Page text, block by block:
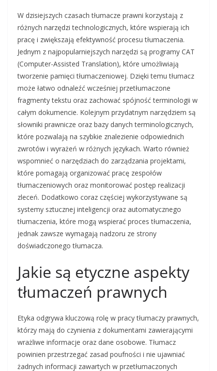
W dzisiejszych czasach tłumacze prawni korzystają z
różnych narzędzi technologicznych, które wspierają ich
pracę i zwiększają efektywność procesu tłumaczenia.
Jednym z najpopularniejszych narzędzi są programy CAT
(Computer-Assisted Translation), które umożliwiają
tworzenie pamięci tłumaczeniowej. Dzięki temu tłumacz
może łatwo odnaleźć wcześniej przetłumaczone
fragmenty tekstu oraz zachować spójność terminologii w
całym dokumencie. Kolejnym przydatnym narzędziem są
słowniki prawnicze oraz bazy danych terminologicznych,
które pozwalają na szybkie znalezienie odpowiednich
zwrotów i wyrażeń w różnych językach. Warto również
wspomnieć o narzędziach do zarządzania projektami,
które pomagają organizować pracę zespołów
tłumaczeniowych oraz monitorować postęp realizacji
zleceń. Dodatkowo coraz częściej wykorzystywane są
systemy sztucznej inteligencji oraz automatycznego
tłumaczenia, które mogą wspierać proces tłumaczenia,
jednak zawsze wymagają nadzoru ze strony
doświadczonego tłumacza.
Jakie są etyczne aspekty
tłumaczeń prawnych
Etyka odgrywa kluczową rolę w pracy tłumaczy prawnych,
którzy mają do czynienia z dokumentami zawierającymi
wrażliwe informacje oraz dane osobowe. Tłumacz
powinien przestrzegać zasad poufności i nie ujawniać
żadnych informacji zawartych w przetłumaczonych